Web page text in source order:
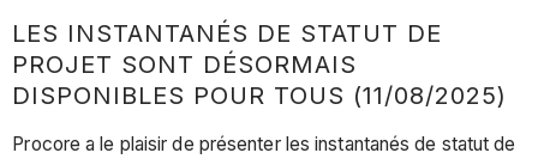
LES INSTANTANÉS DE STATUT DE
PROJET SONT DÉSORMAIS
DISPONIBLES POUR TOUS (11/08/2025)
Procore a le plaisir de présenter les instantanés de statut de